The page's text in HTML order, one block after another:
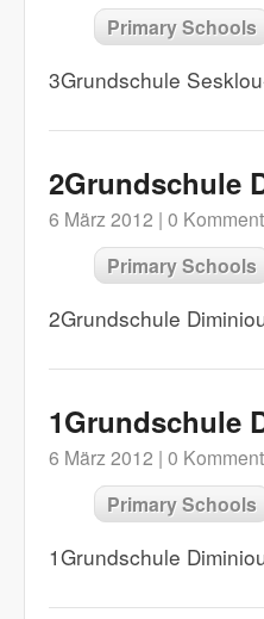
Primary Schools
3Grundschule
2Grundschule
6 März 2012 | 0
Primary Schools
2Grundschule
1Grundschule
6 März 2012 | 0
Primary Schools
1Grundschule